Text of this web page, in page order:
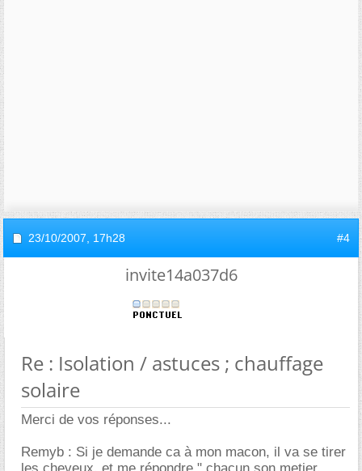
23/10/2007, 17h28 #4
invite14a037d6
Re : Isolation / astuces ; chauffage
solaire
Merci de vos réponses...
Remyb : Si je demande ca à mon macon, il va se tirer